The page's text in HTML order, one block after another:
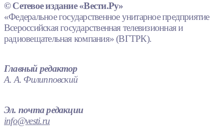
© Сетевое издание «Вести.Ру»
«Федеральное государственное унитарное предприятие
Всероссийская государственная телевизионная и
радиовещательная компания» (ВГТРК).
Главный редактор
А. А. Филипповский
Эл. почта редакции
info@vesti.ru